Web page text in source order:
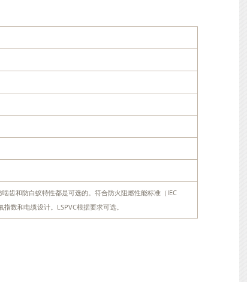
齿和防白蚁特性都是可选的。符合防火阻燃性能标准（IEC
数和电缆设计。LSPVC根据要求可选。